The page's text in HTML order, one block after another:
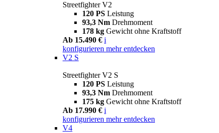
Streetfighter V2
120 PS Leistung
93,3 Nm Drehmoment
178 kg Gewicht ohne Kraftstoff
Ab 15.490 € i
konfigurieren mehr entdecken
V2 S
Streetfighter V2 S
120 PS Leistung
93,3 Nm Drehmoment
175 kg Gewicht ohne Kraftstoff
Ab 17.990 € i
konfigurieren mehr entdecken
V4